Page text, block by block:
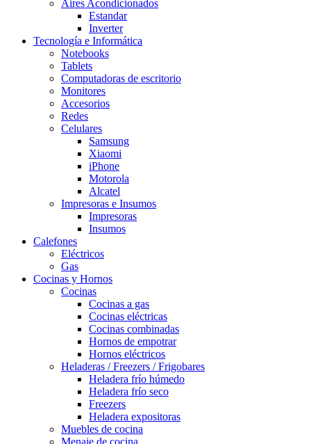
Aires Acondicionados
Estandar
Inverter
Tecnología e Informática
Notebooks
Tablets
Computadoras de escritorio
Monitores
Accesorios
Redes
Celulares
Samsung
Xiaomi
iPhone
Motorola
Alcatel
Impresoras e Insumos
Impresoras
Insumos
Calefones
Eléctricos
Gas
Cocinas y Hornos
Cocinas
Cocinas a gas
Cocinas eléctricas
Cocinas combinadas
Hornos de empotrar
Hornos eléctricos
Heladeras / Freezers / Frigobares
Heladera frío húmedo
Heladera frío seco
Freezers
Heladera expositoras
Muebles de cocina
Menaje de cocina